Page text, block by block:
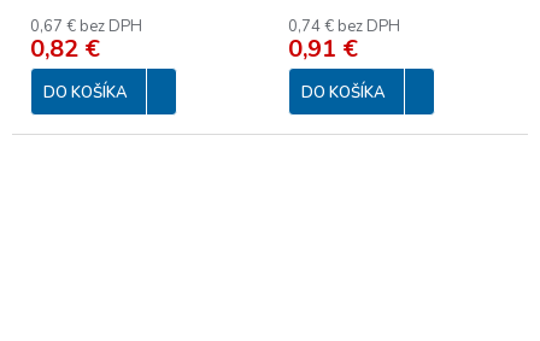
0,67 € bez DPH
0,82 €
DO KOŠÍKA
0,74 € bez DPH
0,91 €
DO KOŠÍKA